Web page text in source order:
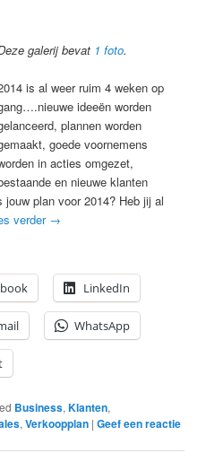
galerij bevat 1 foto.
is al weer ruim 4 weken op
ideeën worden
plannen worden
goede voornemens
in acties omgezet,
en nieuwe klanten
plan voor 2014? Heb jij al
verder →
LinkedIn
WhatsApp
Business,Klanten,
,Verkoopplan |Geef een reactie